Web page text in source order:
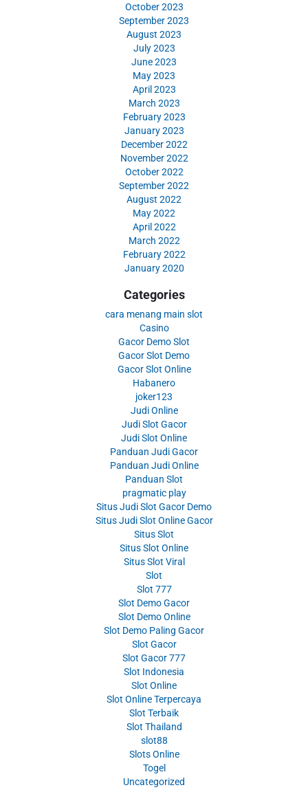
October 2023
September 2023
August 2023
July 2023
June 2023
May 2023
April 2023
March 2023
February 2023
January 2023
December 2022
November 2022
October 2022
September 2022
August 2022
May 2022
April 2022
March 2022
February 2022
January 2020
Categories
cara menang main slot
Casino
Gacor Demo Slot
Gacor Slot Demo
Gacor Slot Online
Habanero
joker123
Judi Online
Judi Slot Gacor
Judi Slot Online
Panduan Judi Gacor
Panduan Judi Online
Panduan Slot
pragmatic play
Situs Judi Slot Gacor Demo
Situs Judi Slot Online Gacor
Situs Slot
Situs Slot Online
Situs Slot Viral
Slot
Slot 777
Slot Demo Gacor
Slot Demo Online
Slot Demo Paling Gacor
Slot Gacor
Slot Gacor 777
Slot Indonesia
Slot Online
Slot Online Terpercaya
Slot Terbaik
Slot Thailand
slot88
Slots Online
Togel
Uncategorized